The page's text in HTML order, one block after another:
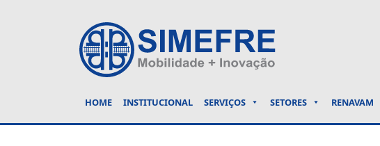
HOME INSTITUCIONAL SERVIÇOS SETORES RENAVAM